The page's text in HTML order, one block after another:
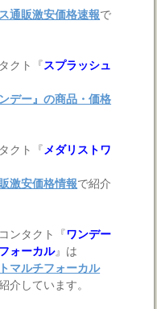
通販激安価格速報で
クト『スプラッシュ
デー』の商品・価格
クト『 メダリストワ
激安価格情報で紹介
ンタクト『ワンデー
ォーカル』は
マルチフォーカル
介しています。